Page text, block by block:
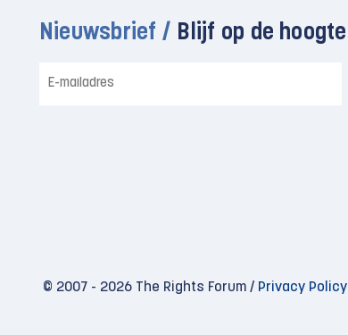
Nieuwsbrief / Blijf op de hoogte
mailadres
© 2007 - 2026 The Rights Forum / Privacy Policy